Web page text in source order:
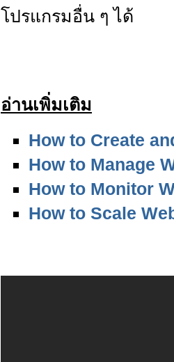
โปรแกรมอื่น ๆ ได้
อ่านเพิ่มเติม
How to Create
How to Manage
How to Monitor
How to Scale